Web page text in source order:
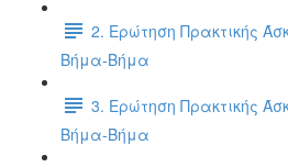
2. Ερώτηση Πρακτικής
Βήμα-Βήμα
3. Ερώτηση Πρακτικής
Βήμα-Βήμα